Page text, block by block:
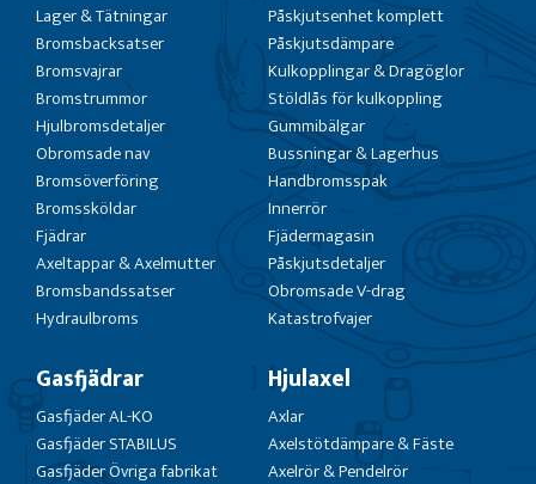
Lager & Tätningar
Bromsbacksatser
Bromsvajrar
Bromstrummor
Hjulbromsdetaljer
Obromsade nav
Bromsöverföring
Bromssköldar
Fjädrar
Axeltappar & Axelmutter
Bromsbandssatser
Hydraulbroms
Påskjutsenhet komplett
Påskjutsdämpare
Kulkopplingar & Dragöglor
Stöldlås för kulkoppling
Gummibälgar
Bussningar & Lagerhus
Handbromsspak
Innerrör
Fjädermagasin
Påskjutsdetaljer
Obromsade V-drag
Katastrofvajer
Gasfjädrar
Gasfjäder AL-KO
Gasfjäder STABILUS
Gasfjäder Övriga fabrikat
Hjulaxel
Axlar
Axelstötdämpare & Fäste
Axelrör & Pendelrör